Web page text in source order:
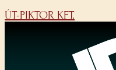
ÚT-PIKTOR KFT.